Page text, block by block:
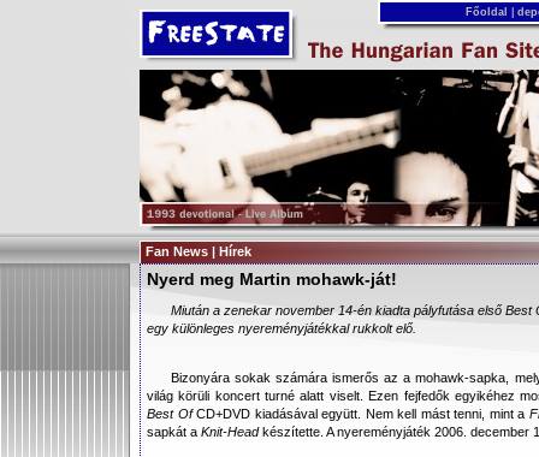
Főoldal
Fan News | Hírek
Nyerd meg Martin mohawk-ját!
Miután a zenekar november 14-én kiadta pályfutása első Best
egy különleges nyereményjátékkal rukkolt elő.
Bizonyára sokak számára ismerős az a mohawk-sapka,
világ körüli koncert turné alatt viselt. Ezen fejfedők egyikéhez
Best OfCD+DVD kiadásával együtt. Nem kell mást tenni, mint a
sapkát a Knit-Headkészítette. A nyereményjáték 2006. december